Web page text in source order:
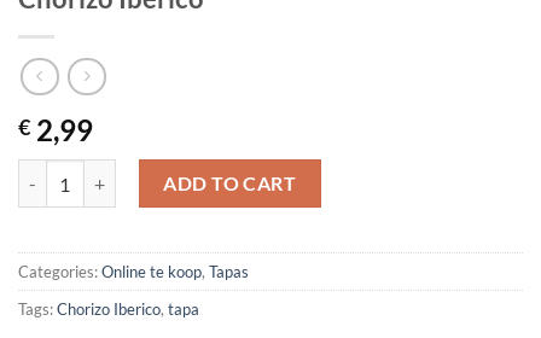
€ 2,99
ADD TO CART
Categories:Online te koop, Tapas
Tags:Chorizo Iberico, tapa